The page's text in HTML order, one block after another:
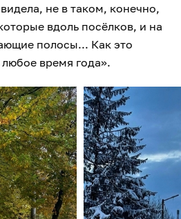
не в таком, конечно,
вдоль посёлков, и на
полосы... Как это
время года».